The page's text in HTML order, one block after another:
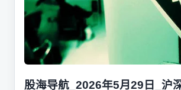
股海导航_2026年5月29日_沪